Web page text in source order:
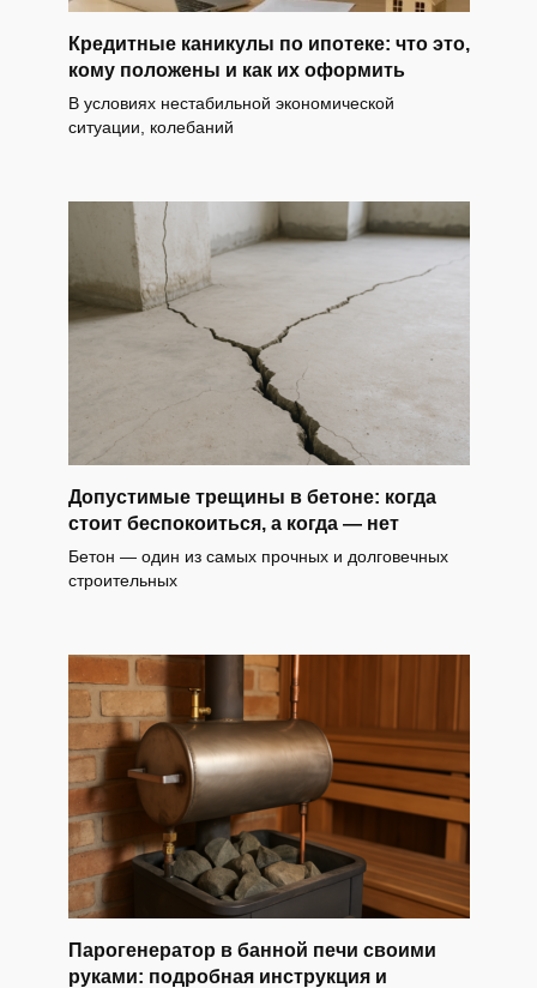
Кредитные каникулы по ипотеке: что это,
кому положены и как их оформить
В условиях нестабильной экономической
ситуации, колебаний
Допустимые трещины в бетоне: когда
стоит беспокоиться, а когда — нет
Бетон — один из самых прочных и долговечных
строительных
Парогенератор в банной печи своими
руками: подробная инструкция и